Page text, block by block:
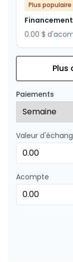
Plus populaire
0.00 $
0.00 $
Paiements
Valeur
Acompte